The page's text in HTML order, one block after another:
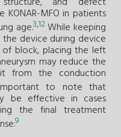
MFO in patients
age.3,12While keeping
the device during device
of block, placing the left
may reduce the
from the conduction
to note that
be effective in cases
the final treatment
9